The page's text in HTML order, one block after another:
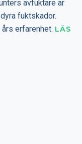
avfuktare är
fuktskador.
erfarenhet. LÄS